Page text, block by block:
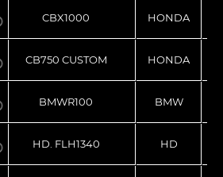
CBX1000 HONDA
CB750 CUSTOM HONDA
BMWR100 BMW
HD. FLH1340 HD